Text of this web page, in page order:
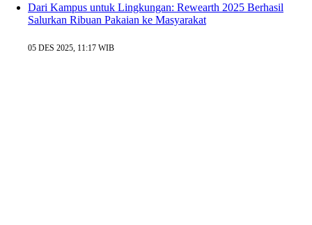
Dari Kampus untuk Lingkungan: Rewearth 2025 Berhasil
Salurkan Ribuan Pakaian ke Masyarakat
05 DES 2025, 11:17 WIB